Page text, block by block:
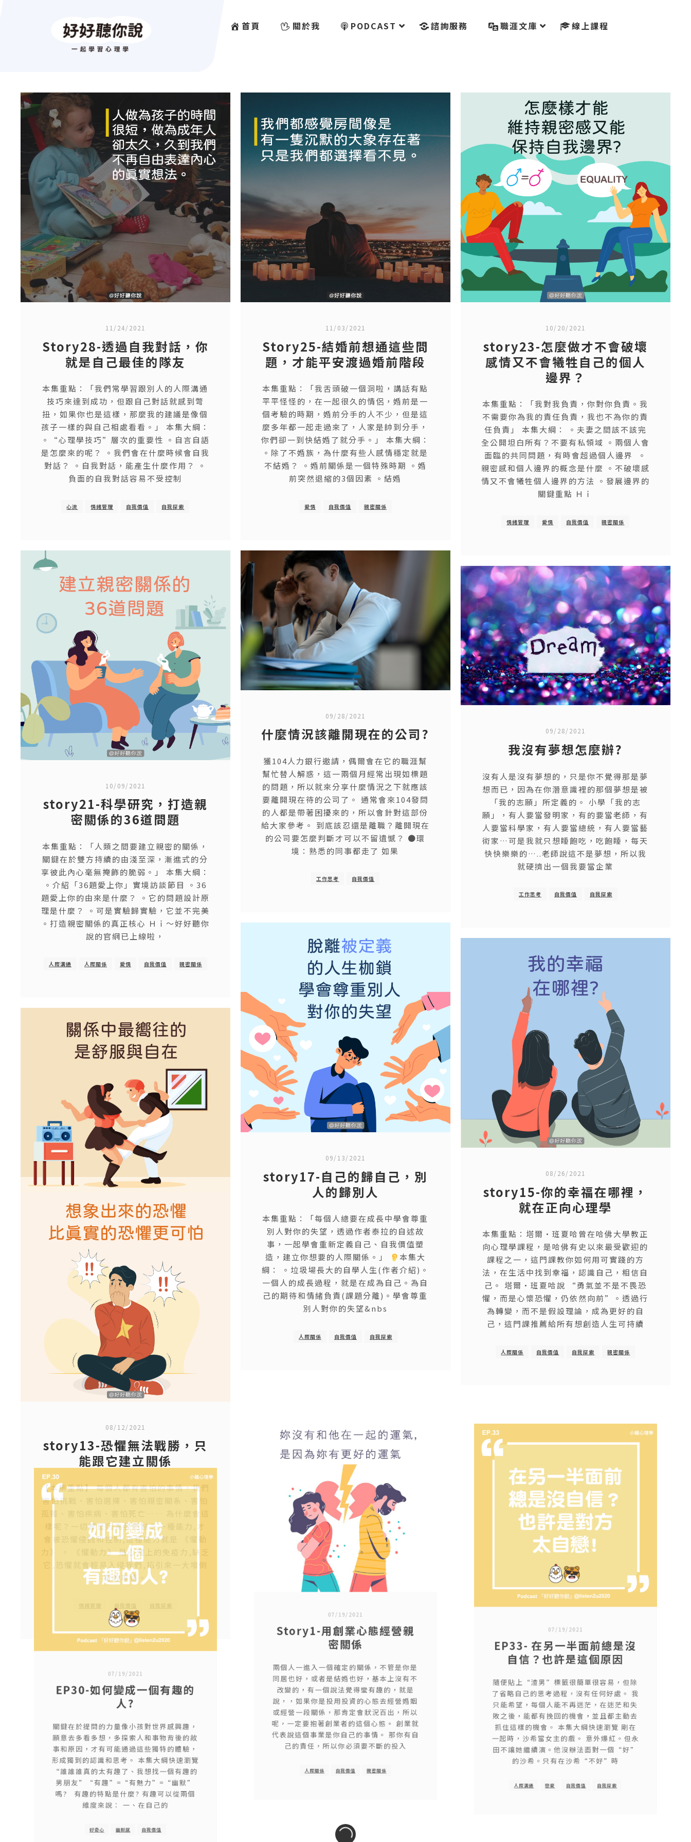
首頁 關於我 PODCAST 諮詢服務 職涯文庫 線上課程
11/24/2021
Story28-透過自我對話，你
就是自己最佳的隊友
本集重點：「我們常學習跟別人的人際溝通
技巧來達到成功，但跟自己對話就感到彆
扭，如果你也是這樣，那麼我的建議是像個
孩子一樣的與自己相處看看。」 本集大綱：
。“心理學技巧”層次的重要性 。自言自語
是怎麼來的呢？ 。我們會在什麼時候會自我
對話？ 。自我對話，能產生什麼作用？ 。
負面的自我對話容易不受控制
心流 情緒管理 自我價值 自我探索
11/03/2021
Story25-結婚前想通這些問
題，才能平安渡過婚前階段
本集重點：「我舌頭破一個洞啦，講話有點
平平怪怪的，在一起很久的情侶，婚前是一
個考驗的時期，婚前分手的人不少，但是這
麼多年都一起走過來了，人家是帥到分手，
你們卻一到快結婚了就分手。」 本集大綱：
。除了不婚族，為什麼有些人感情穩定就是
不結婚？ 。婚前關係是一個特殊時期 。婚
前突然退縮的3個因素 。結婚
愛情 自我價值 親密關係
10/20/2021
story23-怎麼做才不會破壞
感情又不會犧牲自己的個人
邊界？
本集重點：「我對我負責，你對你負責。我
不需要你為我的責任負責，我也不為你的責
任負責」 本集大綱： 。夫妻之間該不該完
全公開坦白所有？不要有私領域 。兩個人會
面臨的共同問題，有時會超過個人邊界 。
親密感和個人邊界的概念是什麼 。不破壞感
情又不會犧牲個人邊界的方法 。發展邊界的
關鍵重點 Ｈｉ
情緒管理 愛情 自我價值 親密關係
10/09/2021
story21-科學研究，打造親
密關係的36道問題
本集重點：「人類之間要建立親密的關係，
關鍵在於雙方持續的由淺至深，漸進式的分
享彼此內心毫無掩飾的脆弱。」 本集大綱：
。介紹「36題愛上你」實境訪談節目 。36
題愛上你的由來是什麼？ 。它的問題設計原
理是什麼？ 。可是實驗歸實驗，它並不完美
。打造親密關係的真正核心 Ｈｉ～好好聽你
說的官網已上線啦，
人際溝通 人際關係 愛情 自我價值 親密關係
09/28/2021
什麼情況該離開現在的公司?
獲104人力銀行邀請，偶爾會在它的職涯幫
幫忙替人解惑，這一兩個月經常出現如標題
的問題，所以就來分享什麼情況之下就應該
要離開現在待的公司了。 通常會來104發問
的人都是帶著困擾來的，所以會針對這部份
給大家參考。 到底該忍還是離職？離開現在
的公司要怎麼判斷才可以不留遺憾？ ●環
境：熟悉的同事都走了 如果
工作思考 自我價值
09/28/2021
我沒有夢想怎麼辦?
沒有人是沒有夢想的，只是你不覺得那是夢
想而已，因為在你潛意識裡的那個夢想是被
「我的志願」所定義的。 小學「我的志
願」，有人要當發明家，有的要當老師，有
人要當科學家，有人要當總統，有人要當藝
術家…可是我就只想睡飽吃，吃飽睡，每天
快快樂樂的…..老師說這不是夢想，所以我
就硬擠出一個我要當企業
工作思考 自我價值 自我探索
09/13/2021
story17-自己的歸自己，別
人的歸別人
本集重點：「每個人總要在成長中學會尊重
別人對你的失望，透過作者泰拉的自述故
事，一起學會重新定義自己、自我價值塑
造，建立你想要的人際關係。」
本集大
綱： 。垃圾場長大的自學人生(作者介紹)。
一個人的成長過程，就是在成為自己。為自
己的期待和情緒負責(課題分離)。學會尊重
別人對你的失望&nbs
人際關係 自我價值 自我探索
08/26/2021
story15-你的幸福在哪裡，
就在正向心理學
本集重點：塔爾·班夏哈曾在哈佛大學教正
向心理學課程，是哈佛有史以來最受歡迎的
課程之一，這門課教你如何用可實踐的方
法，在生活中找到幸福，認識自己，相信自
己。 塔爾·班夏哈說 “勇氣並不是不畏恐
懼，而是心懷恐懼，仍依然向前”。透過行
為轉變，而不是假設理論，成為更好的自
己，這門課推薦給所有想創造人生可持續
人際關係 自我價值 自我探索 親密關係
08/26/2021
story14-想要好愛情，要先
了解自己的感覺
【本集重點】這集回答網友問題，找對象什
麼條件最適合長久? 戀愛中如果發生衝突與
分手怎麼辦? 怎麼樣才能從戀愛走向婚姻?
愛情 戀愛 自我價值 親密關係
08/12/2021
story13-恐懼無法戰勝，只
能跟它建立關係
【本集重點】 每個人都有害怕的事情，我們
害怕挑戰、害怕選擇、害怕親密關系、害怕
樣呢？一切都是因為我們缺乏一種能力,才
會被恐懼侵蝕和控制,這種能力就是 《懼動
力》 。 《懼動力》 是心理上的免疫力,缺乏
它,恐懼就會輕易入侵我們,招引來一大堆倒
霉的事情。
07/19/2021
Story1-用創業心態經營親
密關係
兩個人一進入一個確定的關係，不管是你是
同居也好，或者是結婚也好，基本上沒有不
改變的，有一個說法覺得蠻有趣的，就是
說，，如果你是投用投資的心態去經營婚姻
或經營一段關係，那肯定會狀況百出，所以
呢，一定要抱著創業者的這個心態。 創業就
己的責任，所以你必須要不斷的投入
07/19/2021
EP33- 在另一半面前總是沒
自信？也許是這個原因
隨便貼上“渣男”標籤很簡單很容易，但除
了省略自己的思考過程，沒有任何好處。 我
只能希望，每個人能不再迷茫，在迷茫和失
敗之後，能都有挽回的機會，並且都主動去
抓住這樣的機會。 本集大綱快速瀏覽 剛在
一起時，沙希當女主的戲。 意外爆紅。但永
的沙希。只有在沙希“不好”時
07/19/2021
EP30-如何變成一個有趣的
人​?
關鍵在於提問的力量像小孩對世界感興趣，
願意去多看多想，多探索人和事物背後的故
事和原因，才有可能通過這些獨特的體驗，
形成獨到的認識和思考。 本集大綱快速瀏覽
“誰誰誰真的太有趣了、我想找一個有趣的
男朋友”“有趣”=“有魅力”=“幽默”
維度來說： 一、在自己的